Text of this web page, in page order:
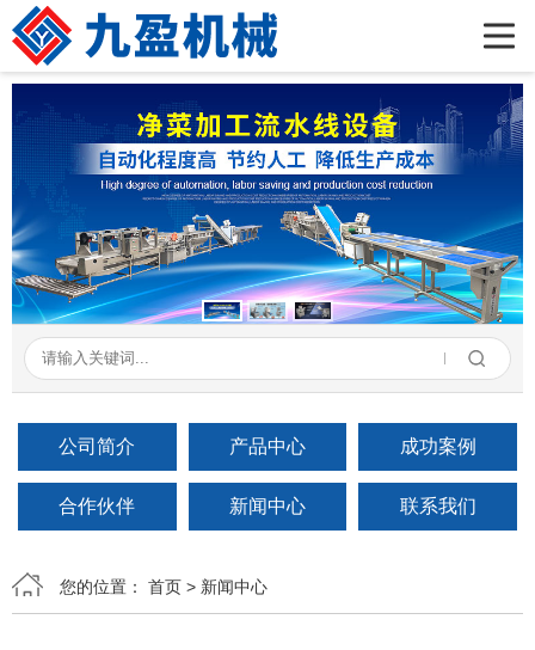
公司简介
产品展示
新闻资讯
成功案例
在线留言
联系我们
公司简介 产品中心 成功案例
合作伙伴 新闻中心 联系我们
您的位置： 首页 > 新闻中心